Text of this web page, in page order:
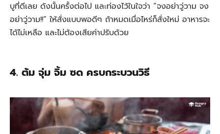
บูที่ดีเลย ดังนั้นครั้งต่อไป และท่องไว้ในใจว่า “จงอย่าวู่วาม จง
อย่าวู่วาม!!” ให้สั่งแบบพอดีๆ ถ้าหมดเมื่อไหร่ก็สั่งใหม่ อาหารจะ
ได้ไม่เหลือ และไม่ต้องเสียค่าปรับด้วย
4. ต้ม จุ่ม จิ้ม ซด ครบกระบวนวิธี